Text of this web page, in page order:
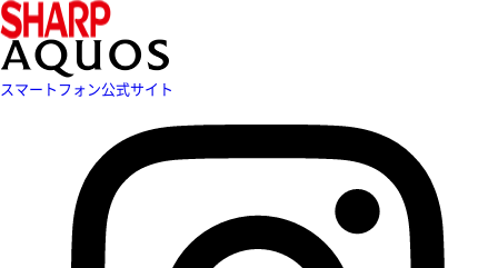
スマートフォン公式サイト